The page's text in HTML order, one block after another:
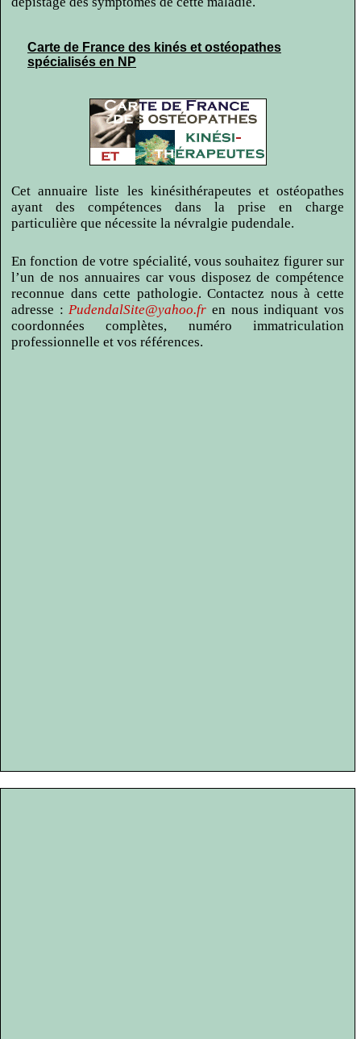
Carte de France des kinés et ostéopathes
spécialisés en NP
Cet annuaire liste les kinésithérapeutes et ostéopathes
ayant des compétences dans la prise en charge
particulière que nécessite la névralgie pudendale.
En fonction de votre spécialité, vous souhaitez figurer sur
l’un de nos annuaires car vous disposez de compétence
reconnue dans cette pathologie. Contactez nous à cette
adresse :PudendalSite@yahoo.fr en nous indiquant vos
coordonnées complètes, numéro immatriculation
professionnelle et vos références.